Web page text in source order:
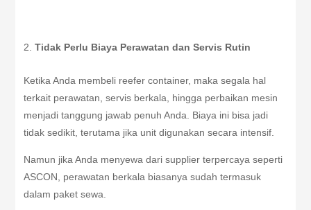
Tidak Perlu Biaya Perawatan dan Servis Rutin
Ketika Anda membeli reefer container, maka segala hal
terkait perawatan, servis berkala, hingga perbaikan mesin
menjadi tanggung jawab penuh Anda. Biaya ini bisa jadi
tidak sedikit, terutama jika unit digunakan secara intensif.
Namun jika Anda menyewa dari supplier terpercaya seperti
ASCON, perawatan berkala biasanya sudah termasuk
dalam paket sewa.